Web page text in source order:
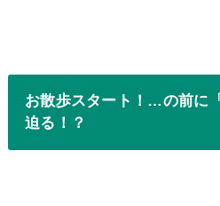
お散歩スタート！…の前に
迫る！？